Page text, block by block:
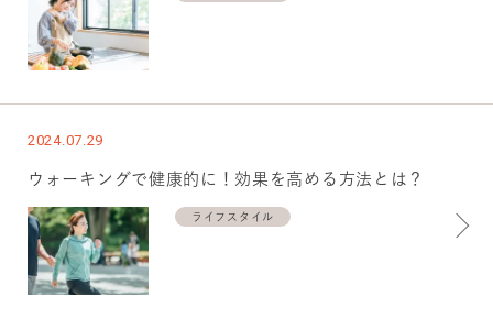
2024.07.29
ウォーキングで健康的に！効果を高める方法とは？
ライフスタイル